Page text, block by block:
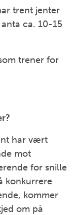
trent jenter
ca. 10-15
trener for
har vært
mot
for snille
konkurrere
kommer
om på